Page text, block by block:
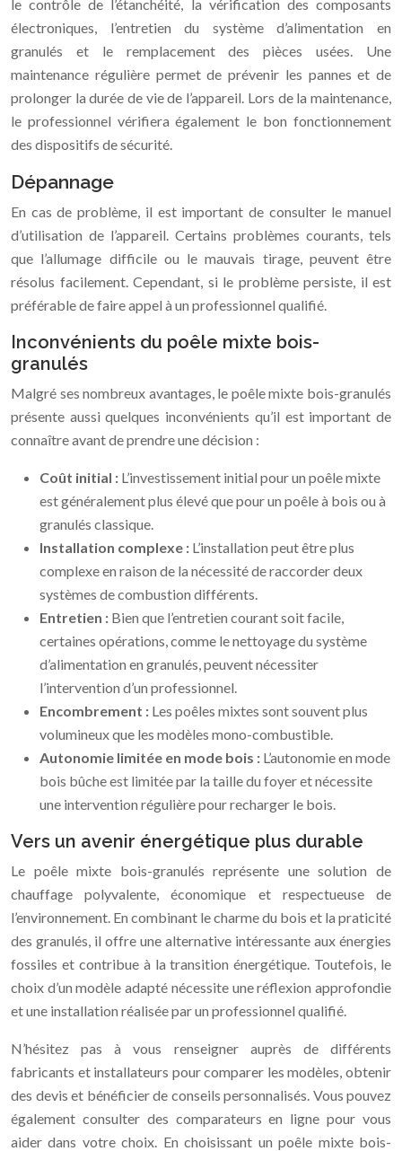
le contrôle de l’étanchéité, la vérification des composants
électroniques, l’entretien du système d’alimentation en
granulés et le remplacement des pièces usées. Une
maintenance régulière permet de prévenir les pannes et de
prolonger la durée de vie de l’appareil. Lors de la maintenance,
le professionnel vérifiera également le bon fonctionnement
des dispositifs de sécurité.
Dépannage
En cas de problème, il est important de consulter le manuel
d’utilisation de l’appareil. Certains problèmes courants, tels
que l’allumage difficile ou le mauvais tirage, peuvent être
résolus facilement. Cependant, si le problème persiste, il est
préférable de faire appel à un professionnel qualifié.
Inconvénients du poêle mixte bois-
granulés
Malgré ses nombreux avantages, le poêle mixte bois-granulés
présente aussi quelques inconvénients qu’il est important de
connaître avant de prendre une décision :
Coût initial : L’investissement initial pour un poêle mixte
est généralement plus élevé que pour un poêle à bois ou à
granulés classique.
Installation complexe : L’installation peut être plus
complexe en raison de la nécessité de raccorder deux
systèmes de combustion différents.
Entretien : Bien que l’entretien courant soit facile,
certaines opérations, comme le nettoyage du système
d’alimentation en granulés, peuvent nécessiter
l’intervention d’un professionnel.
Encombrement : Les poêles mixtes sont souvent plus
volumineux que les modèles mono-combustible.
Autonomie limitée en mode bois : L’autonomie en mode
bois bûche est limitée par la taille du foyer et nécessite
une intervention régulière pour recharger le bois.
Vers un avenir énergétique plus durable
Le poêle mixte bois-granulés représente une solution de
chauffage polyvalente, économique et respectueuse de
l’environnement. En combinant le charme du bois et la praticité
des granulés, il offre une alternative intéressante aux énergies
fossiles et contribue à la transition énergétique. Toutefois, le
choix d’un modèle adapté nécessite une réflexion approfondie
et une installation réalisée par un professionnel qualifié.
N’hésitez pas à vous renseigner auprès de différents
fabricants et installateurs pour comparer les modèles, obtenir
des devis et bénéficier de conseils personnalisés. Vous pouvez
également consulter des comparateurs en ligne pour vous
aider dans votre choix. En choisissant un poêle mixte bois-